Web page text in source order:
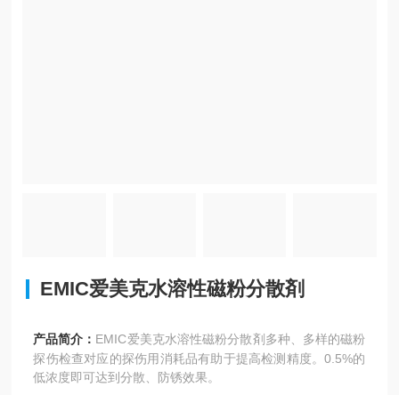
EMIC爱美克水溶性磁粉分散剤
产品简介： EMIC爱美克水溶性磁粉分散剤多种、多样的磁粉
探伤检查对应的探伤用消耗品有助于提高检测精度。0.5%的
低浓度即可达到分散、防锈效果。